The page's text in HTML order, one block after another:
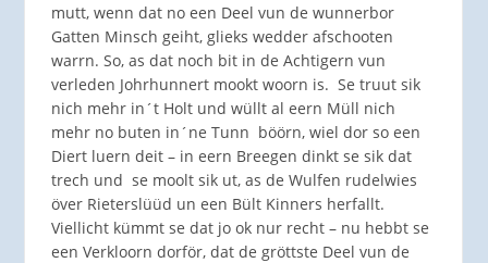
mutt, wenn dat no een Deel vun de wunnerbor
Gatten Minsch geiht, glieks wedder afschooten
warrn. So, as dat noch bit in de Achtigern vun
verleden Johrhunnert mookt woorn is. Se truut sik
nich mehr in´t Holt und wüllt al eern Müll nich
mehr no buten in´ne Tunn böörn, wiel dor so een
Diert luern deit – in eern Breegen dinkt se sik dat
trech und se moolt sik ut, as de Wulfen rudelwies
över Rieterslüüd un een Bült Kinners herfallt.
Viellicht kümmt se dat jo ok nur recht – nu hebbt se
een Verkloorn dorför, dat de gröttste Deel vun de